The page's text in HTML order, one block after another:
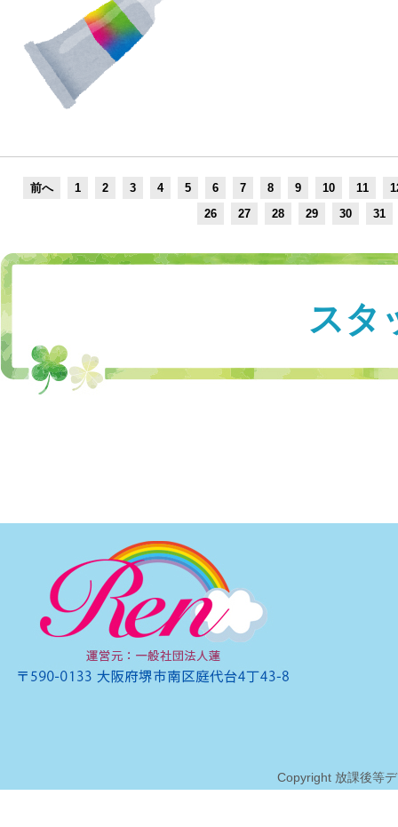
前へ 1 2 3 4 5 6 7 8 9 10 11
26
27 28 29 30 31
スタ
Copyright 放課後等